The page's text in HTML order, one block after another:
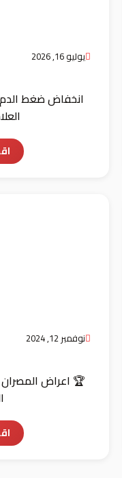
يوليو 16, 2026
انخفاض ضغط الدم
نوفمبر 12, 2024
🏆 اعراض